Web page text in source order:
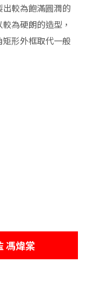
較為飽滿圓潤的
為硬朗的造型，
形外框取代一般
馮煒棠